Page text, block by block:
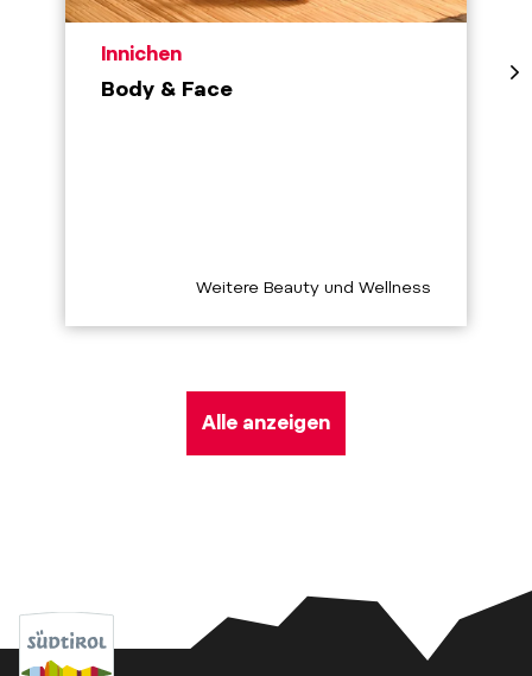
aria.poi_location_prefix
Innichen
Body & Face
aria.poi_category_prefix
Weitere Beauty und Wellness
Alle anzeigen